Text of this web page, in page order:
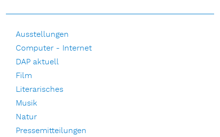
Ausstellungen
Computer - Internet
DAP aktuell
Film
Literarisches
Musik
Natur
Pressemitteilungen